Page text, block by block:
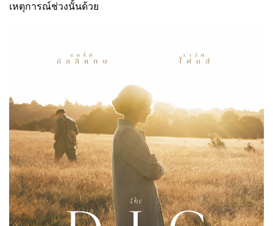
เหตุการณ์ช่วงนั้นด้วย